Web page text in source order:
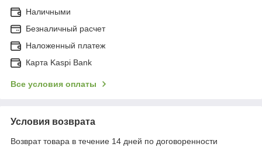
Наличными
Безналичный расчет
Наложенный платеж
Карта Kaspi Bank
Все условия оплаты
Условия возврата
Возврат товара в течение 14 дней по договоренности